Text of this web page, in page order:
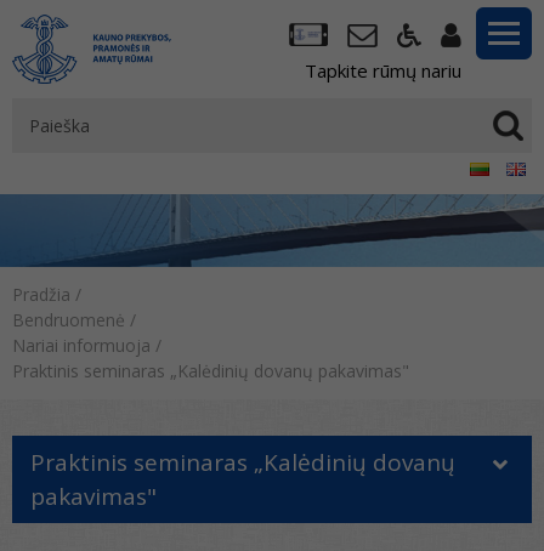
Tapkite rūmų nariu
Pradžia /
Bendruomenė /
Nariai informuoja /
Praktinis seminaras „Kalėdinių dovanų pakavimas"
Praktinis seminaras „Kalėdinių dovanų
pakavimas"